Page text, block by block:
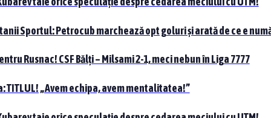
Sportul: Petrocub marchează opt goluri și arată de ce e
Rusnac! CSF Bălți – Milsami 2-1, meci nebun în Liga 7777
TITLUL! „Avem echipa, avem mentalitatea!”